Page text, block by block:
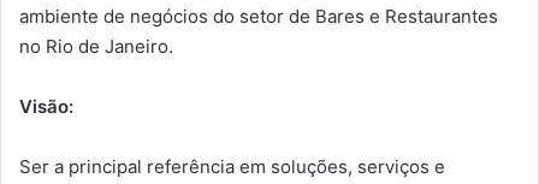
ambiente de negócios do setor de Bares e Restaurantes
no Rio de Janeiro.
Visão:
Ser a principal referência em soluções, serviços e